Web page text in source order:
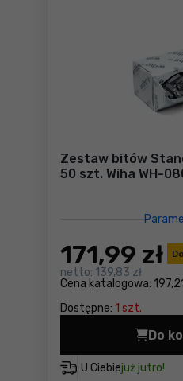
Zestaw bitów
50 szt. Wiha WH-
Do
Cena katalogowa:
171,99 zł
netto: 139,83 zł
Dostępne: 1 szt.
U Ciebiejuż jutro!
Do